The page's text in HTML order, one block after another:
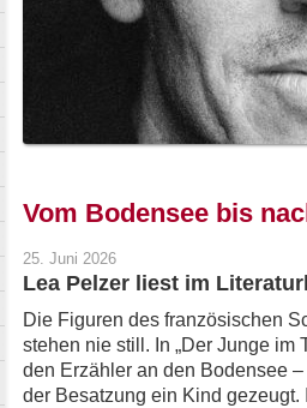
Vom Bodensee bis
25. Juni 2026
Lea Pelzer liest im
Die Figuren des französischen
stehen nie still. In „Der Junge im
den Erzähler an den Bodensee
der Besatzung ein Kind gezeugt.